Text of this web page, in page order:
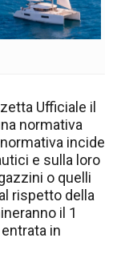
Ufficiale il
normativa
incide
e sulla loro
o quelli
rispetto della
il 1
in